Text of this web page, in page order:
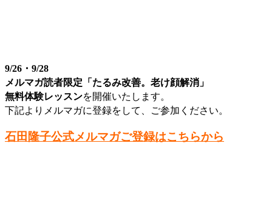
9/26・9/28
メルマガ読者限定「たるみ改善。老け顔解消」
無料体験レッスンを開催いたします。
下記よりメルマガに登録をして、ご参加ください。
石田隆子公式メルマガご登録はこちらから